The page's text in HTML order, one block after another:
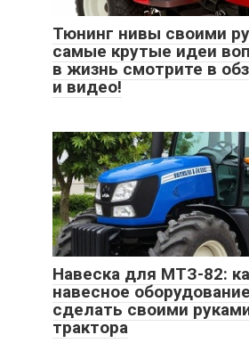
Тюнинг нивы своими
самые крутые идеи
в жизнь смотрите в
и видео!
Навеска для МТЗ-82:
навесное
сделать своими
трактора